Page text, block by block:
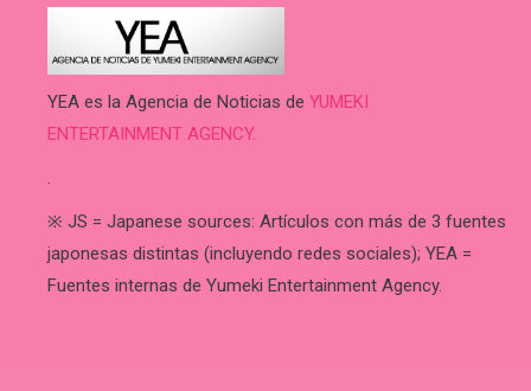
YEA es la Agencia de Noticias de YUMEKI
ENTERTAINMENT AGENCY.
.
※ JS = Japanese sources: Artículos con más de 3 fuentes
japonesas distintas (incluyendo redes sociales); YEA =
Fuentes internas de Yumeki Entertainment Agency.